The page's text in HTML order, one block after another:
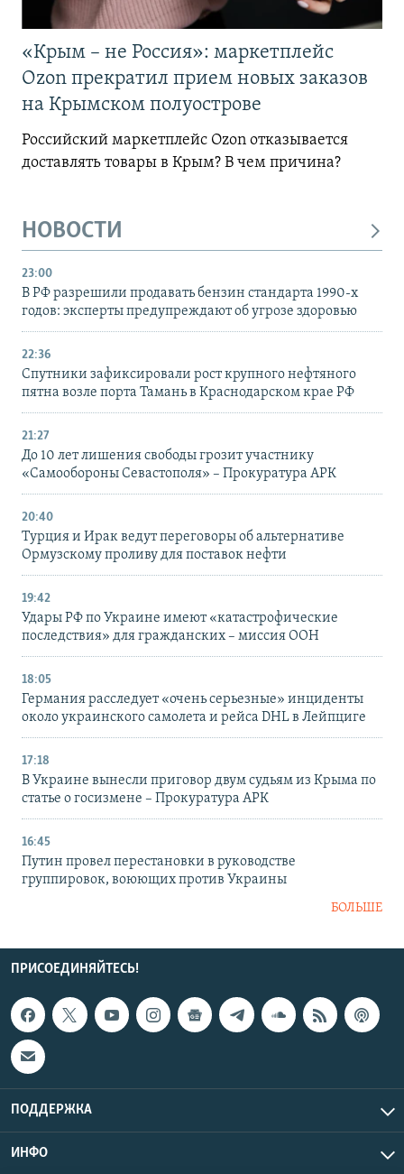
«Крым – не Россия»: маркетплейс
Ozon прекратил прием новых заказов
на Крымском полуострове
Российский маркетплейс Ozon отказывается
доставлять товары в Крым? В чем причина?
НОВОСТИ
23:00
В РФ разрешили продавать бензин стандарта 1990-х
годов: эксперты предупреждают об угрозе здоровью
22:36
Спутники зафиксировали рост крупного нефтяного
пятна возле порта Тамань в Краснодарском крае РФ
21:27
До 10 лет лишения свободы грозит участнику
«Самообороны Севастополя» – Прокуратура АРК
20:40
Турция и Ирак ведут переговоры об альтернативе
Ормузскому проливу для поставок нефти
19:42
Удары РФ по Украине имеют «катастрофические
последствия» для гражданских – миссия ООН
18:05
Германия расследует «очень серьезные» инциденты
около украинского самолета и рейса DHL в Лейпциге
17:18
В Украине вынесли приговор двум судьям из Крыма по
статье о госизмене – Прокуратура АРК
16:45
Путин провел перестановки в руководстве
группировок, воюющих против Украины
БОЛЬШЕ
ПРИСОЕДИНЯЙТЕСЬ!
ПОДДЕРЖКА
ИНФО